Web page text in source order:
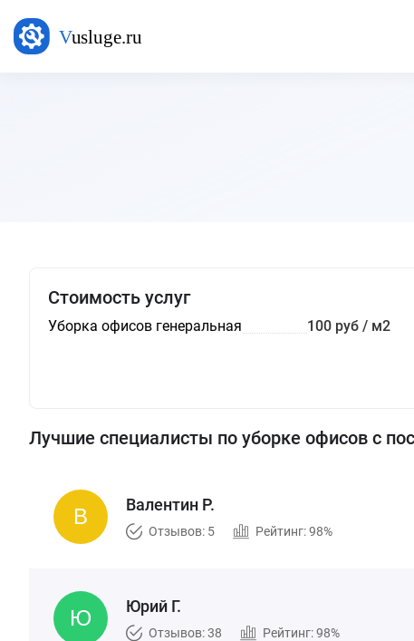
Стоимость услуг
Уборка офисов генеральная 100 руб / м2
Лучшие специалисты по уборке офисов с
Валентин Р.
Отзывов: 5 Рейтинг: 98%
Юрий Г.
Отзывов: 38 Рейтинг: 98%